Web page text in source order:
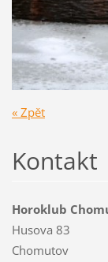
« Zpět
Kontakt
Horoklub
Husova 83
Chomutov